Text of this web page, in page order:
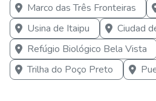
Marco das Três Fronteiras
Usina de Itaipu
Ciudad
Refúgio Biológico Bela Vista
Trilha do Poço Preto